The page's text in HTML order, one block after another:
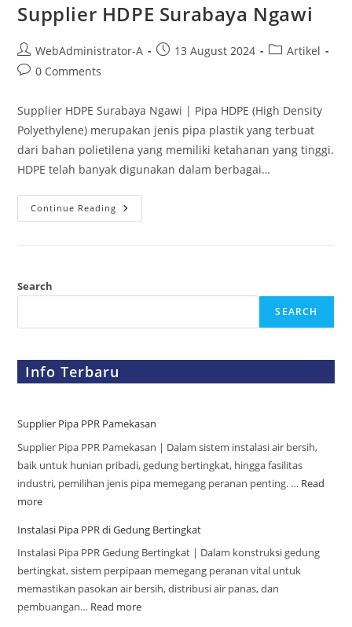
Supplier HDPE Surabaya Ngawi
WebAdministrator-A 13 August 2024
Artikel
0 Comments
Supplier HDPE Surabaya Ngawi | Pipa HDPE (High Density
Polyethylene) merupakan jenis pipa plastik yang terbuat
dari bahan polietilena yang memiliki ketahanan yang tinggi.
HDPE telah banyak digunakan dalam berbagai…
Continue Reading
Search
SEARCH
Info Terbaru
Supplier Pipa PPR Pamekasan
Supplier Pipa PPR Pamekasan | Dalam sistem instalasi air bersih,
baik untuk hunian pribadi, gedung bertingkat, hingga fasilitas
industri, pemilihan jenis pipa memegang peranan penting. … Read
more
Instalasi Pipa PPR di Gedung Bertingkat
Instalasi Pipa PPR Gedung Bertingkat | Dalam konstruksi gedung
bertingkat, sistem perpipaan memegang peranan vital untuk
memastikan pasokan air bersih, distribusi air panas, dan
pembuangan… Read more